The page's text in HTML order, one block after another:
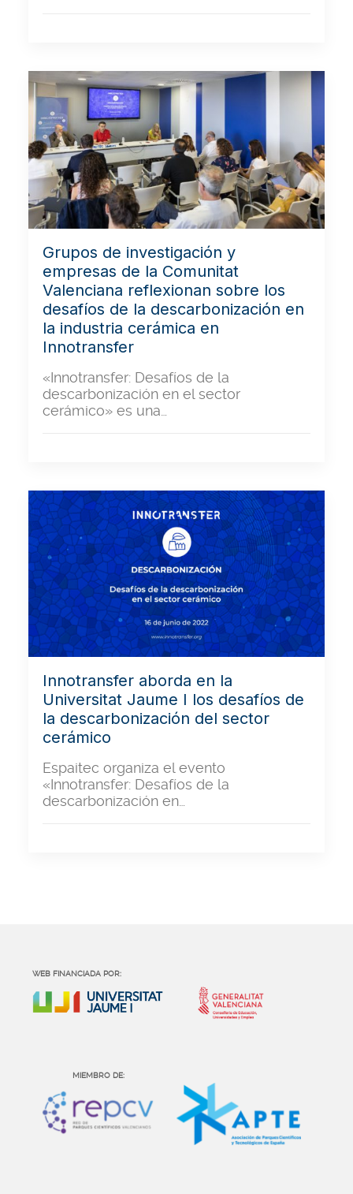
Grupos de investigación y
empresas de la Comunitat
Valenciana reflexionan sobre los
desafíos de la descarbonización en
la industria cerámica en
Innotransfer
«Innotransfer: Desafíos de la
descarbonización en el sector
cerámico» es una…
Innotransfer aborda en la
Universitat Jaume I los desafíos de
la descarbonización del sector
cerámico
Espaitec organiza el evento
«Innotransfer: Desafíos de la
descarbonización en…
WEB FINANCIADA POR:
MIEMBRO DE: